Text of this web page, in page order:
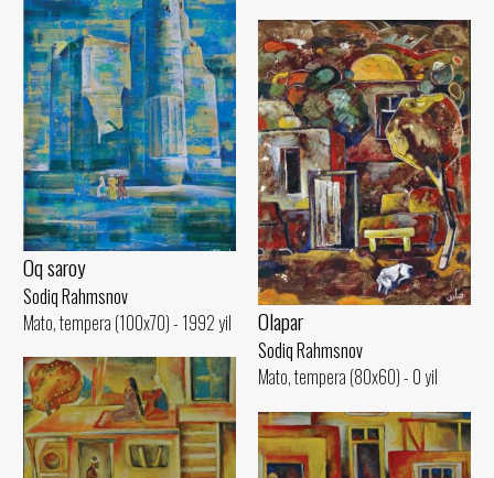
Oq saroy
Sodiq Rahmsnov
Mato, tempera (100x70) - 1992 yil
Olapar
Sodiq Rahmsnov
Mato, tempera (80x60) - 0 yil